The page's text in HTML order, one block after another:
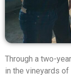
Through a two-
in the vineyards of